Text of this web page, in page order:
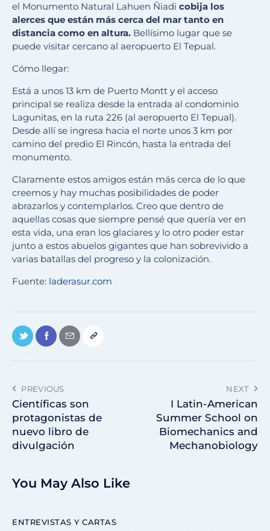
el Monumento Natural Lahuen Ñiadi cobija los
alerces que están más cerca del mar tanto en
distancia como en altura. Bellísimo lugar que se
puede visitar cercano al aeropuerto El Tepual.
Cómo llegar:
Está a unos 13 km de Puerto Montt y el acceso
principal se realiza desde la entrada al condominio
Lagunitas, en la ruta 226 (al aeropuerto El Tepual).
Desde allí se ingresa hacia el norte unos 3 km por
camino del predio El Rincón, hasta la entrada del
monumento.
Claramente estos amigos están más cerca de lo que
creemos y hay muchas posibilidades de poder
abrazarlos y contemplarlos. Creo que dentro de
aquellas cosas que siempre pensé que quería ver en
esta vida, una eran los glaciares y lo otro poder estar
junto a estos abuelos gigantes que han sobrevivido a
varias batallas del progreso y la colonización.
Fuente: laderasur.com
PREVIOUS
Científicas son
protagonistas de
nuevo libro de
divulgación
NEXT
I Latin-American
Summer School on
Biomechanics and
Mechanobiology
You May Also Like
ENTREVISTAS Y CARTAS